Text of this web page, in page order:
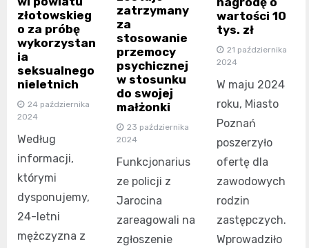
złotowskieg
o za próbę
wykorzystan
ia
seksualnego
nieletnich
24 października
2024
Według
informacji,
którymi
dysponujemy,
24-letni
mężczyzna z
zatrzymany
za
stosowanie
przemocy
psychicznej
w stosunku
do swojej
małżonki
23 października
2024
Funkcjonarius
ze policji z
Jarocina
zareagowali na
zgłoszenie
wartości 10
tys. zł
21 października
2024
W maju 2024
roku, Miasto
Poznań
poszerzyło
ofertę dla
zawodowych
rodzin
zastępczych.
Wprowadziło